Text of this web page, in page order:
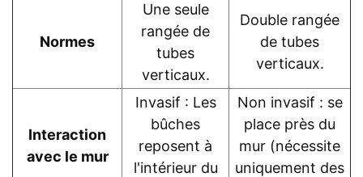
Normes
Une seule
rangée de
tubes
verticaux.
Double rangée
de tubes
verticaux.
Interaction
avec le mur
Invasif : Les
bûches
reposent à
l'intérieur du
Non invasif : se
place près du
mur (nécessite
uniquement des